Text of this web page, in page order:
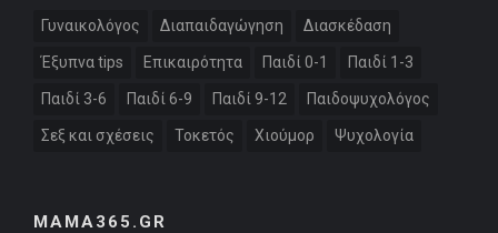
Γυναικολόγος Διαπαιδαγώγηση Διασκέδαση
Έξυπνα tips Επικαιρότητα Παιδί 0-1 Παιδί 1-3
Παιδί 3-6 Παιδί 6-9 Παιδί 9-12 Παιδοψυχολόγος
Σεξ και σχέσεις Τοκετός Χιούμορ Ψυχολογία
MAMA365.GR